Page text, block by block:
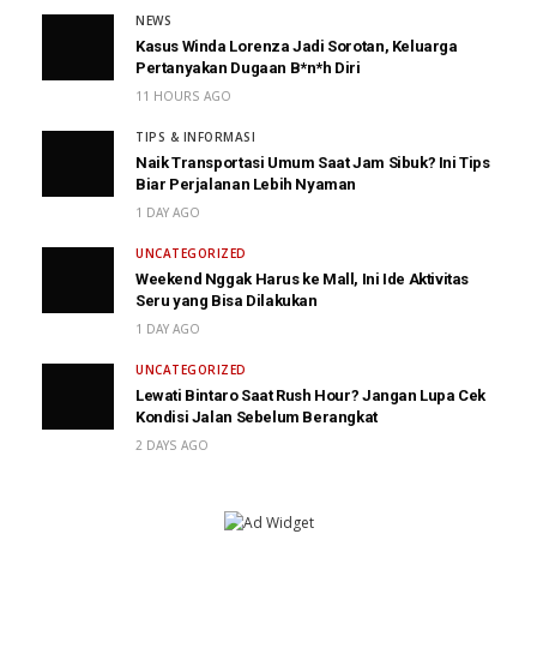
NEWS
Kasus Winda Lorenza Jadi Sorotan, Keluarga
Pertanyakan Dugaan B*n*h Diri
11 HOURS AGO
TIPS & INFORMASI
Naik Transportasi Umum Saat Jam Sibuk? Ini Tips
Biar Perjalanan Lebih Nyaman
1 DAY AGO
UNCATEGORIZED
Weekend Nggak Harus ke Mall, Ini Ide Aktivitas
Seru yang Bisa Dilakukan
1 DAY AGO
UNCATEGORIZED
Lewati Bintaro Saat Rush Hour? Jangan Lupa Cek
Kondisi Jalan Sebelum Berangkat
2 DAYS AGO